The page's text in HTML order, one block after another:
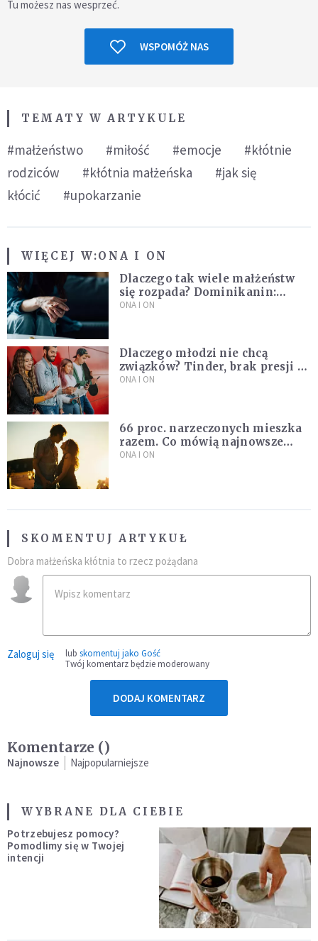
Tu możesz nas wesprzeć.
WSPOMÓŻ NAS
TEMATY W ARTYKULE
#małżeństwo #miłość #emocje
#kłótnie
rodziców
#kłótnia małżeńska
#jak się
kłócić
#upokarzanie
WIĘCEJ W:ONA I ON
Dlaczego tak wiele małżeństw
się rozpada? Dominikanin:
Dążymy do dziecięcego
ONA I ON
Dlaczego młodzi nie chcą
związków? Tinder, brak presji i
nowe podejście do miłości
ONA I ON
66 proc. narzeczonych mieszka
razem. Co mówią najnowsze
badania ISKK?
ONA I ON
SKOMENTUJ ARTYKUŁ
Dobra małżeńska kłótnia to rzecz pożądana
Zaloguj się lub skomentuj jako Gość
Twój komentarz będzie moderowany
DODAJ KOMENTARZ
Komentarze ()
Najnowsze Najpopularniejsze
WYBRANE DLA CIEBIE
Potrzebujesz pomocy?
Pomodlimy się w Twojej
intencji